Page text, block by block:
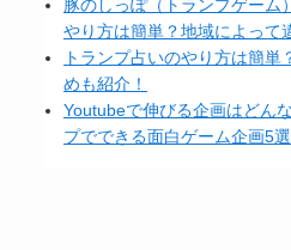
豚のしっぽ（トランプゲーム
やり方は簡単？地域によって
トランプ占いのやり方は簡単
めも紹介！
Youtubeで伸びる企画はどん
プでできる面白ゲーム企画5選